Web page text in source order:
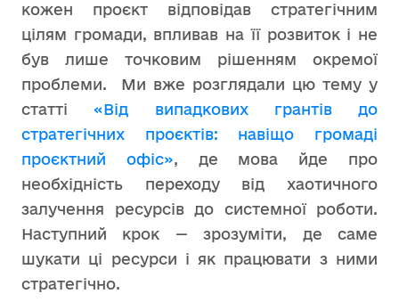
кожен проєкт відповідав стратегічним
цілям громади, впливав на її розвиток і не
був лише точковим рішенням окремої
проблеми. Ми вже розглядали цю тему у
статті «Від випадкових грантів до
стратегічних проєктів: навіщо громаді
проєктний офіс», де мова йде про
необхідність переходу від хаотичного
залучення ресурсів до системної роботи.
Наступний крок — зрозуміти, де саме
шукати ці ресурси і як працювати з ними
стратегічно.